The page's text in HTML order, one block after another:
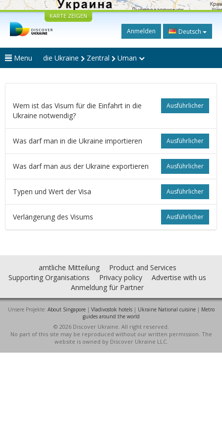
KARTE ZEIGEN
Anmelden Deutsch
Menu die Ukraine Zentral Uman
Ausführlicher
Wem ist das Visum für die Einfahrt in die
Ukraine notwendig?
Ausführlicher
Was darf man in die Ukraine importieren
Ausführlicher
Was darf man aus der Ukraine exportieren
Ausführlicher
Typen und Wert der Visa
Ausführlicher
Verlängerung des Visums
amtliche Mitteilung
Product and Services
Supporting Organisations
Privacy policy
Advertise with us
Anmeldung für Partner
Unsere Projekte: About Singapore| Vladivostok hotels| Ukraine National cuisine| Metro
guides around the world
© 2026 Discover Ukraine. All right reserved.
No part of this site may be reproduced without our written permission. The
website is owned by Discover Ukraine LLC.